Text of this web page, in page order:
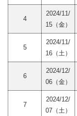
4
2024/11/
15（金）
5
2024/11/
16（土）
6
2024/12/
06（金）
7
2024/12/
07（土）